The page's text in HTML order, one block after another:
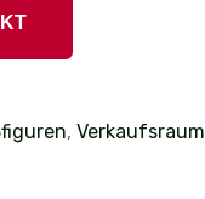
, Verkaufsraum